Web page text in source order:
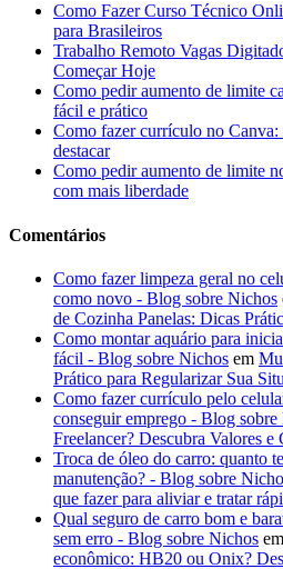
Como Fazer Curso Técnico
para Brasileiros
Trabalho Remoto Vagas
Começar Hoje
Como pedir aumento de limite
fácil e prático
Como fazer currículo no Canva:
destacar
Como pedir aumento de limite
com mais liberdade
Comentários
Como fazer limpeza geral no
como novo - Blog sobre Nichos
de Cozinha Panelas: Dicas
Como montar aquário para
fácil - Blog sobre Nichos em
Prático para Regularizar Sua
Como fazer currículo pelo
conseguir emprego - Blog sobre
Freelancer? Descubra Valores
Troca de óleo do carro: quanto
manutenção? - Blog sobre
que fazer para aliviar e tratar
Qual seguro de carro bom e
sem erro - Blog sobre Nichos em
econômico: HB20 ou Onix?